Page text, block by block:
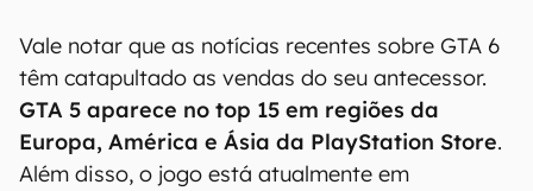
Vale notar que as notícias recentes sobre GTA 6
têm catapultado as vendas do seu antecessor.
GTA 5 aparece no top 15 em regiões da
Europa, América e Ásia da PlayStation Store.
Além disso, o jogo está atualmente em